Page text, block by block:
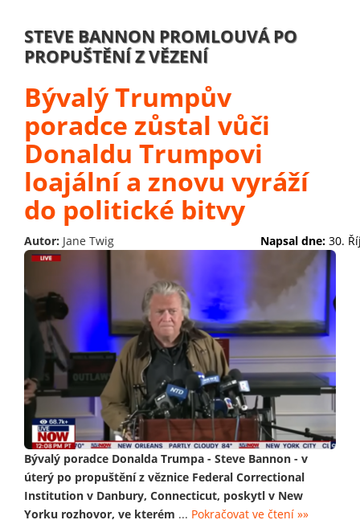
STEVE BANNON PROMLOUVÁ PO
PROPUŠTĚNÍ Z VĚZENÍ
Bývalý Trumpův
poradce zůstal vůči
Donaldu Trumpovi
loajální a znovu vyráží
do politické bitvy
Autor: Jane Twig Napsal dne: 30.
Bývalý poradce Donalda Trumpa - Steve Bannon - v
úterý po propuštění z věznice Federal Correctional
Institution v Danbury, Connecticut, poskytl v New
Yorku rozhovor, ve kterém ... Pokračovat ve čtení »»